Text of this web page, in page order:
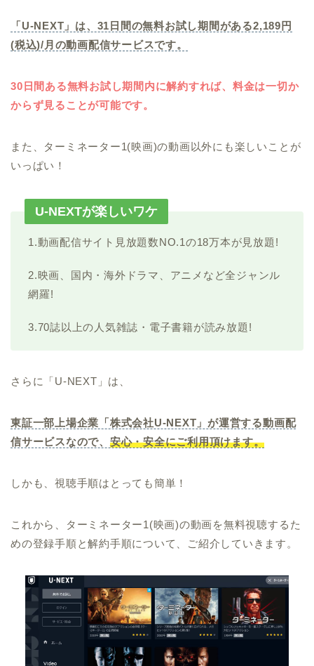
「U-NEXT」は、31日間の無料お試し期間がある2,189円
(税込)/月の動画配信サービスです。
30日間ある無料お試し期間内に解約すれば、料金は一切か
からず見ることが可能です。
また、ターミネーター1(映画)の動画以外にも楽しいことが
いっぱい！
U-NEXTが楽しいワケ
1.動画配信サイト見放題数NO.1の18万本が見放題!
2.映画、国内・海外ドラマ、アニメなど全ジャンル
網羅!
3.70誌以上の人気雑誌・電子書籍が読み放題!
さらに「U-NEXT」は、
東証一部上場企業「株式会社U-NEXT」が運営する動画配
信サービスなので、 安心・安全にご利用頂けます。
しかも、視聴手順はとっても簡単！
これから、ターミネーター1(映画)の動画を無料視聴するた
めの登録手順と解約手順について、ご紹介していきます。